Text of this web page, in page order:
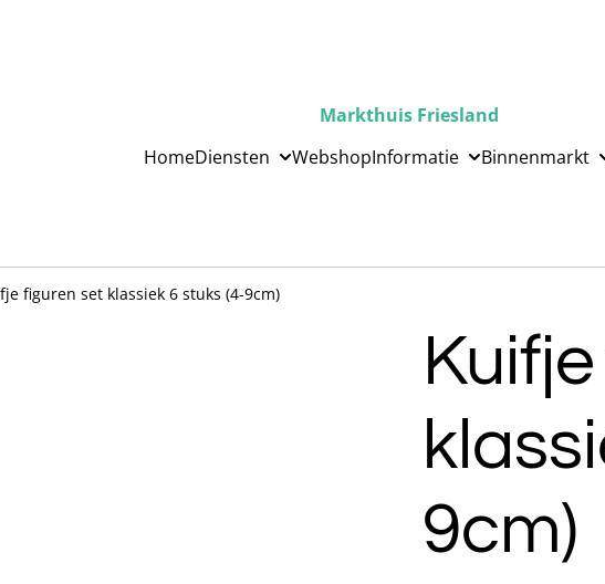
Markthuis Friesland
HomeDiensten WebshopInformatie Binnenmarkt
figuren set klassiek 6 stuks (4-9cm)
9cm)